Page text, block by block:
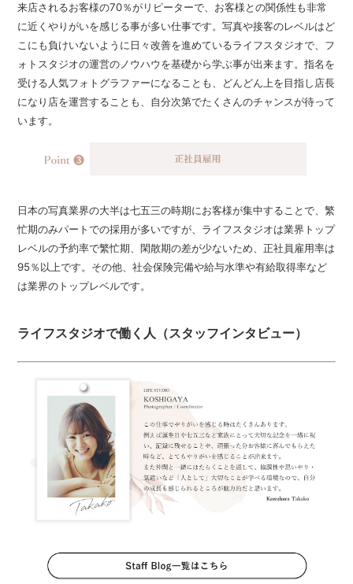
来店されるお客様の70％がリピーターで、お客様との関係性も非常
に近くやりがいを感じる事が多い仕事です。写真や接客のレベルはど
こにも負けいないように日々改善を進めているライフスタジオで、フ
ォトスタジオの運営のノウハウを基礎から学ぶ事が出来ます。指名を
受ける人気フォトグラファーになることも、どんどん上を目指し店長
になり店を運営することも、自分次第でたくさんのチャンスが待って
います。
日本の写真業界の大半は七五三の時期にお客様が集中することで、繁
忙期のみパートでの採用が多いですが、ライフスタジオは業界トップ
レベルの予約率で繁忙期、閑散期の差が少ないため、正社員雇用率は
95％以上です。その他、社会保険完備や給与水準や有給取得率など
は業界のトップレベルです。
ライフスタジオで働く人（スタッフインタビュー）